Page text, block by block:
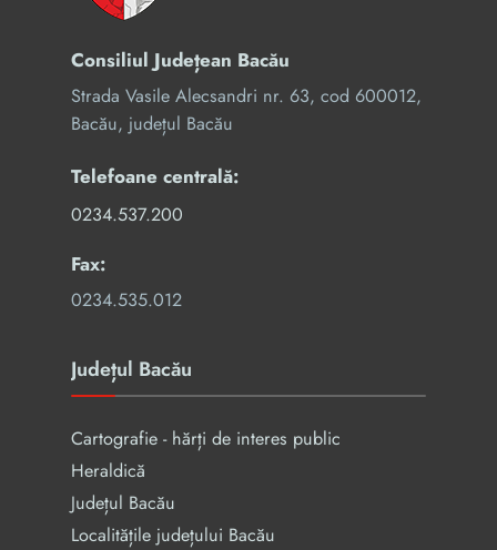
Consiliul Județean Bacău
Strada Vasile Alecsandri nr. 63, cod 600012,
Bacău, județul Bacău
Telefoane centrală:
0234.537.200
Fax:
0234.535.012
Județul Bacău
Cartografie - hărți de interes public
Heraldică
Județul Bacău
Localitățile județului Bacău